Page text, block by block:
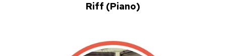
Riff (Piano)